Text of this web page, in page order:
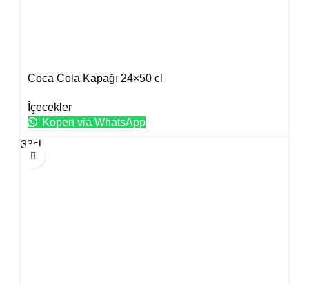
Coca Cola Kapağı 24×50 cl
İçecekler
Kopen via WhatsApp
33cl